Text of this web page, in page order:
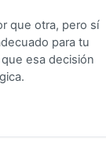
que otra, pero sí
para tu
esa decisión